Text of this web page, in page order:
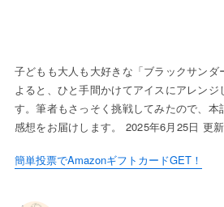
子どもも大人も大好きな「ブラックサン
よると、ひと手間かけてアイスにアレン
す。筆者もさっそく挑戦してみたので、
感想をお届けします。 2025年6月25日 更新
簡単投票でAmazonギフトカードGET！